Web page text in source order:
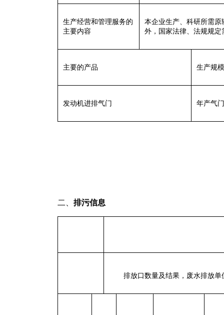
生产经营和管理服务的
主要内容
本企业生产、科研所需
外，国家法律、法规规
主要的产品 生产规模
发动机进排气门 年产气门
二、 排污信息
排放口数量及结果， 废水排放单